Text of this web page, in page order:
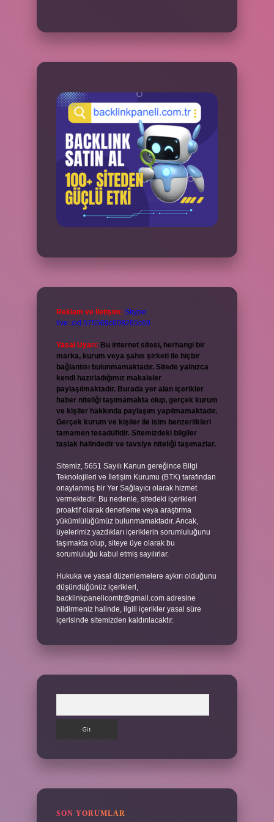
Reklam ve İletişim: Skype:
live:.cid.575569c608265c69
Yasal Uyarı: Bu internet sitesi, herhangi bir
marka, kurum veya şahıs şirketi ile hiçbir
bağlantısı bulunmamaktadır. Sitede yalnızca
kendi hazırladığımız makaleler
paylaşılmaktadır. Burada yer alan içerikler
haber niteliği taşımamakta olup, gerçek kurum
ve kişiler hakkında paylaşım yapılmamaktadır.
Gerçek kurum ve kişiler ile isim benzerlikleri
tamamen tesadüfidir. Sitemizdeki bilgiler
taslak halindedir ve tavsiye niteliği taşımazlar.
Sitemiz, 5651 Sayılı Kanun gereğince Bilgi
Teknolojileri ve İletişim Kurumu (BTK) tarafından
onaylanmış bir Yer Sağlayıcı olarak hizmet
vermektedir. Bu nedenle, sitedeki içerikleri
proaktif olarak denetleme veya araştırma
yükümlülüğümüz bulunmamaktadır. Ancak,
üyelerimiz yazdıkları içeriklerin sorumluluğunu
taşımakta olup, siteye üye olarak bu
sorumluluğu kabul etmiş sayılırlar.
Hukuka ve yasal düzenlemelere aykırı olduğunu
düşündüğünüz içerikleri,
backlinkpanelicomtr@gmail.com adresine
bildirmeniz halinde, ilgili içerikler yasal süre
içerisinde sitemizden kaldırılacaktır.
SON YORUMLAR